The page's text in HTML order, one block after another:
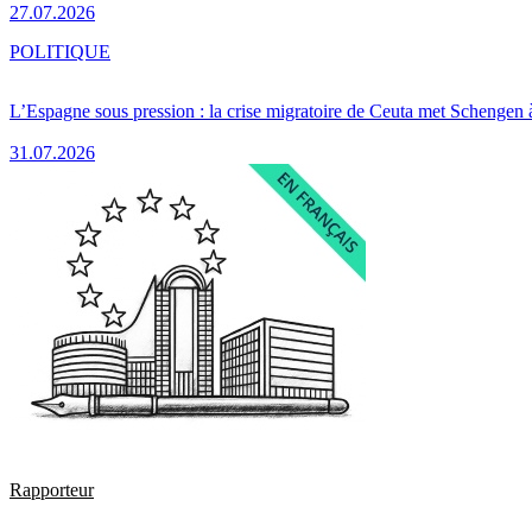
27.07.2026
L’Espagne sous pression : la crise migratoire de Ceuta met Schengen
31.07.2026
POLITIQUE
Rapporteur